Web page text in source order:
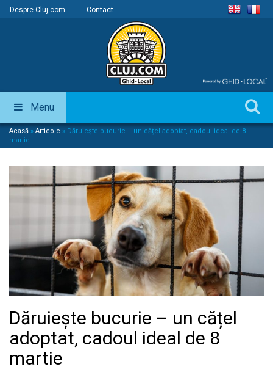
Despre Cluj.com Contact
Menu
Acasă » Articole » Dăruiește bucurie – un cățel adoptat, cadoul ideal de 8
martie
Dăruiește bucurie – un cățel
adoptat, cadoul ideal de 8
martie